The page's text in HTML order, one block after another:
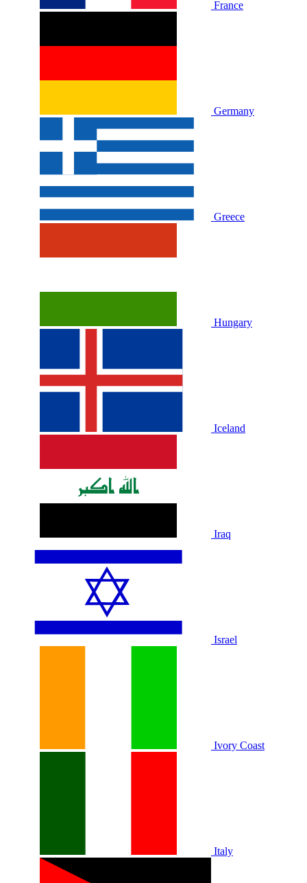
France
Germany
Greece
Hungary
Iceland
Iraq
Israel
Ivory Coast
Italy